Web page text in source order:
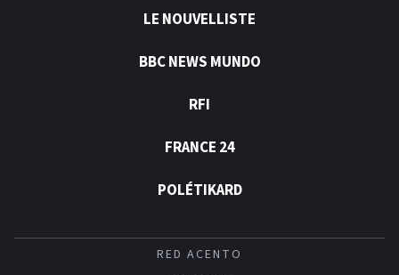
LE NOUVELLISTE
BBC NEWS MUNDO
RFI
FRANCE 24
POLÉTIKARD
RED ACENTO